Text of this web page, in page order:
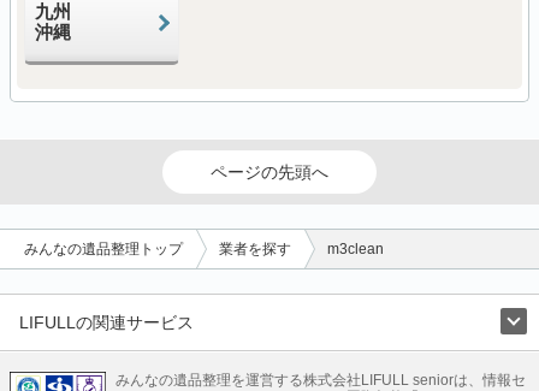
九州
沖縄
ページの先頭へ
みんなの遺品整理トップ 業者を探す m3clean
LIFULLの関連サービス
みんなの遺品整理を運営する株式会社LIFULL seniorは、情報セ